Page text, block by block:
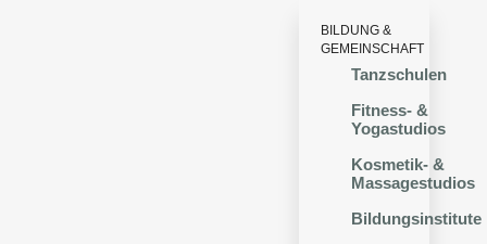
BILDUNG &
GEMEINSCHAFT
Tanzschulen
Fitness- &
Yogastudios
Kosmetik- &
Massagestudios
Bildungsinstitute